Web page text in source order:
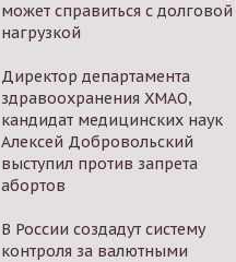
может справиться с долговой
нагрузкой
Директор департамента
здравоохранения ХМАО,
кандидат медицинских наук
Алексей Добровольский
выступил против запрета
абортов
В России создадут систему
контроля за валютными